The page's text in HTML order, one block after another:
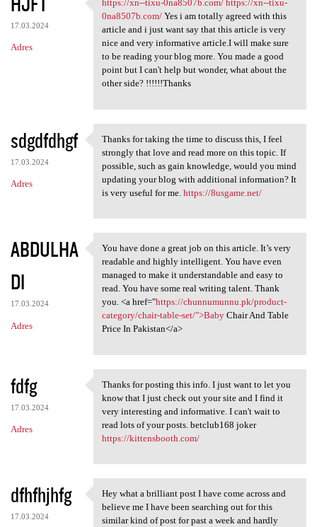
17.03.2024
Adres
https://xn--tixu-0na8507b.com
https://xn--tixu-0na8507b.com/ https://xn--tixu-
0na8507b.com/Yes i am totally agreed with this
article and i just want say that this article is very
nice and very informative article.I will make sure
to be reading your blog more. You made a good
point but I can't help but wonder, what about the
other side? !!!!!!Thanks
sdgdfdhgf
17.03.2024
Adres
Thanks for taking the time to
Thanks for taking the time to discuss this, I feel
strongly that love and read more on this topic. If
possible, such as gain knowledge, would you mind
updating your blog with additional information? It
is very useful for me. https://8usgame.net/
ABDULHA
DI
17.03.2024
Adres
You have done a great job on
You have done a great job on this article. It’s very
readable and highly intelligent. You have even
managed to make it understandable and easy to
read. You have some real writing talent. Thank
you. <a href="https://chunnumunnu.pk/product-
category/chair-table-set/">BabyChair And Table
Price In Pakistan</a>
fdfg
17.03.2024
Adres
Thanks for posting this info.
Thanks for posting this info. I just want to let you
know that I just check out your site and I find it
very interesting and informative. I can't wait to
read lots of your posts. betclub168 joker
https://kittensbooth.com/
dfhfhjhfg
17.03.2024
Hey what a brilliant post I
Hey what a brilliant post I have come across and
believe me I have been searching out for this
similar kind of post for past a week and hardly